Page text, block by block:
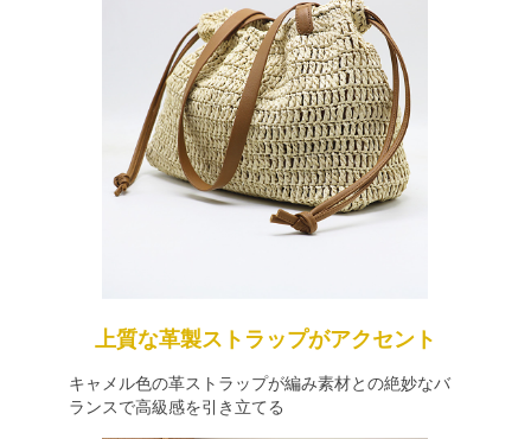
上質な革製ストラップがアクセント
キャメル色の革ストラップが編み素材との絶妙なバ
ランスで高級感を引き立てる